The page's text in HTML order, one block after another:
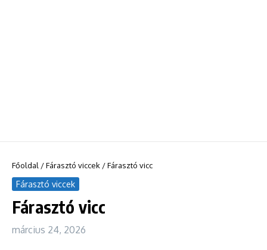
Főoldal /Fárasztó viccek /Fárasztó vicc
Fárasztó viccek
Fárasztó vicc
március 24, 2026